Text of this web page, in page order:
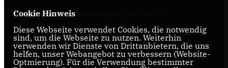
Hier finden Sie Information über den CDU
Stadtverband Lennestadt
Cookie Hinweis
Diese Webseite verwendet Cookies, die notwendig
sind, um die Webseite zu nutzen. Weiterhin
verwenden wir Dienste von Drittanbietern, die uns
helfen, unser Webangebot zu verbessern (Website-
Optmierung). Für die Verwendung bestimmter